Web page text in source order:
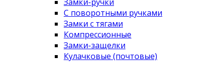
С поворотными ручками
Замки с тягами
Компрессионные
Замки-защелки
Кулачковые (почтовые)